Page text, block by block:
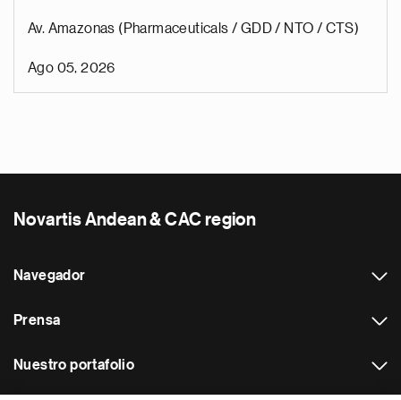
Av. Amazonas (Pharmaceuticals / GDD / NTO / CTS)
Ago 05, 2026
Novartis Andean & CAC region
Navegador
Prensa
Nuestro portafolio